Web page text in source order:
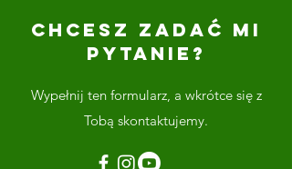
CHCESZ ZADAĆ MI
PYTANIE?
Wypełnij ten formularz, a wkrótce się z
Tobą skontaktujemy.